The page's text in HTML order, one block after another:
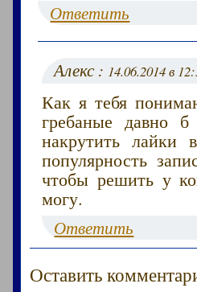
Ответить
Алекс : 14.06.2014 в
Как я тебя
гребаные давно
накрутить лайки
популярность
чтобы решить у
могу.
Ответить
Оставить